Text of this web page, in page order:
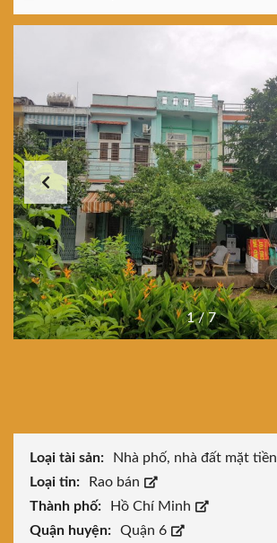
1/7
Loại tài sản:
Nhà phố, nhà đất mặt tiền
Loại tin:
Rao bán
Thành phố:
Hồ Chí Minh
Quận huyện:
Quận 6